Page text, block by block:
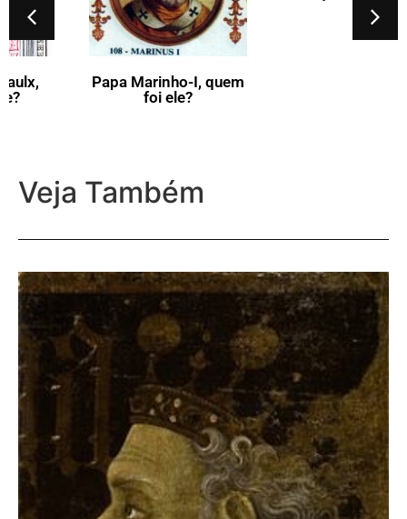
Papa Marinho-I, quem
Papa Adriano-III,
Veja Também